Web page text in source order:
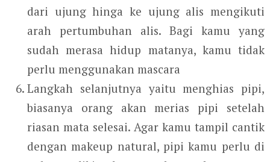
dari ujung hinga ke ujung alis mengikuti
arah pertumbuhan alis. Bagi kamu yang
sudah merasa hidup matanya, kamu tidak
perlu menggunakan mascara
Langkah selanjutnya yaitu menghias pipi,
biasanya orang akan merias pipi setelah
riasan mata selesai. Agar kamu tampil cantik
dengan makeup natural, pipi kamu perlu di